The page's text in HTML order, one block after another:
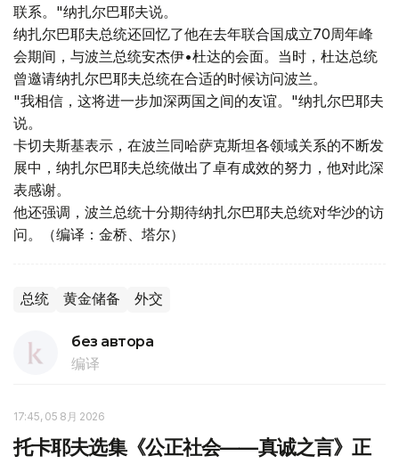
联系。"纳扎尔巴耶夫说。
纳扎尔巴耶夫总统还回忆了他在去年联合国成立70周年峰
会期间，与波兰总统安杰伊•杜达的会面。当时，杜达总统
曾邀请纳扎尔巴耶夫总统在合适的时候访问波兰。
"我相信，这将进一步加深两国之间的友谊。"纳扎尔巴耶夫
说。
卡切夫斯基表示，在波兰同哈萨克斯坦各领域关系的不断发
展中，纳扎尔巴耶夫总统做出了卓有成效的努力，他对此深
表感谢。
他还强调，波兰总统十分期待纳扎尔巴耶夫总统对华沙的访
问。（编译：金桥、塔尔）
总统 黄金储备 外交
без автора
编译
17:45, 05 8月 2026
托卡耶夫选集《公正社会——真诚之言》正